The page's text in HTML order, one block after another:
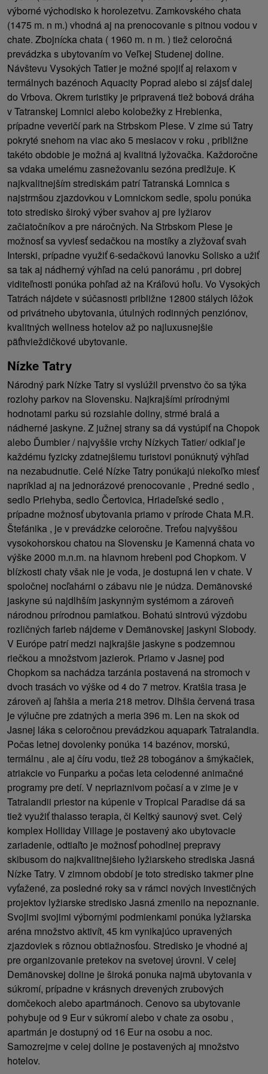
výborné východisko k horolezetvu. Zamkovského chata
(1475 m. n m.) vhodná aj na prenocovanie s pitnou vodou v
chate. Zbojnícka chata ( 1960 m. n m. ) tiež celoročná
prevádzka s ubytovaním vo Veľkej Studenej doline.
Návštevu Vysokých Tatier je možné spojiť aj relaxom v
termálnych bazénoch Aquacity Poprad alebo si zájsť dalej
do Vrbova. Okrem turistiky je pripravená tiež bobová dráha
v Tatranskej Lomnici alebo kolobežky z Hrebienka,
prípadne veveričí park na Strbskom Plese. V zime sú Tatry
pokryté snehom na viac ako 5 mesiacov v roku , približne
takéto obdobie je možná aj kvalitná lyžovačka. Každoročne
sa vdaka umelému zasnežovaniu sezóna predlžuje. K
najkvalitnejším strediskám patrí Tatranská Lomnica s
najstrmšou zjazdovkou v Lomnickom sedle, spolu ponúka
toto stredisko široký výber svahov aj pre lyžiarov
začiatočníkov a pre náročných. Na Strbskom Plese je
možnosť sa vyviesť sedačkou na mostíky a zlyžovať svah
Interski, prípadne využiť 6-sedačkovú lanovku Solisko a užiť
sa tak aj nádherný výhľad na celú panorámu , pri dobrej
viditeľnosti ponúka pohľad až na Kráľovú hoľu. Vo Vysokých
Tatrách nájdete v súčasnosti približne 12800 stálych lôžok
od privátneho ubytovania, útulných rodinných penziónov,
kvalitných wellness hotelov až po najluxusnejšie
päťhvieždičkové ubytovanie.
Nízke Tatry
Národný park Nízke Tatry si vyslúžil prvenstvo čo sa týka
rozlohy parkov na Slovensku. Najkrajšími prírodnými
hodnotami parku sú rozsiahle doliny, strmé bralá a
nádherné jaskyne. Z južnej strany sa dá vystúpiť na Chopok
alebo Ďumbier / najvyššie vrchy Nízkych Tatier/ odkiaľ je
každému fyzicky zdatnejšiemu turistovi ponúknutý výhľad
na nezabudnutie. Celé Nízke Tatry ponúkajú niekoľko miesť
napríklad aj na jednorázové prenocovanie , Predné sedlo ,
sedlo Priehyba, sedlo Čertovica, Hriadeľské sedlo ,
prípadne možnosť ubytovania priamo v prírode Chata M.R.
Štefánika , je v prevádzke celoročne. Treťou najvyššou
vysokohorskou chatou na Slovensku je Kamenná chata vo
výške 2000 m.n.m. na hlavnom hrebeni pod Chopkom. V
blízkosti chaty však nie je voda, je dostupná len v chate. V
spoločnej nocľahárni o zábavu nie je núdza. Demänovské
jaskyne sú najdlhším jaskynným systémom a zároveň
národnou prírodnou pamiatkou. Bohatú sintrovú výzdobu
rozličných farieb nájdeme v Demänovskej jaskyni Slobody.
V Európe patrí medzi najkrajšie jaskyne s podzemnou
riečkou a množstvom jazierok. Priamo v Jasnej pod
Chopkom sa nachádza tarzánia postavená na stromoch v
dvoch trasách vo výške od 4 do 7 metrov. Kratšia trasa je
zároveň aj ľahšia a meria 218 metrov. Dlhšia červená trasa
je výlučne pre zdatných a meria 396 m. Len na skok od
Jasnej láka s celoročnou prevádzkou aquapark Tatralandia.
Počas letnej dovolenky ponúka 14 bazénov, morskú,
termálnu , ale aj číru vodu, tiež 28 tobogánov a šmýkačiek,
atriakcie vo Funparku a počas leta celodenné animačné
programy pre detí. V nepriaznivom počasí a v zime je v
Tatralandii priestor na kúpenie v Tropical Paradise dá sa
tiež využiť thalasso terapia, či Keltký saunový svet. Celý
komplex Holliday Village je postavený ako ubytovacie
zariadenie, odtiaľto je možnosť pohodlnej prepravy
skibusom do najkvalitnejšieho lyžiarskeho strediska Jasná
Nízke Tatry. V zimnom období je toto stredisko takmer plne
vyťažené, za posledné roky sa v rámci nových investičných
projektov lyžiarske stredisko Jasná zmenilo na nepoznanie.
Svojimi svojimi výbornými podmienkami ponúka lyžiarska
aréna množstvo aktivít, 45 km vynikajúco upravených
zjazdoviek s rôznou obtiažnosťou. Stredisko je vhodné aj
pre organizovanie pretekov na svetovej úrovni. V celej
Demänovskej doline je široká ponuka najmä ubytovania v
súkromí, prípadne v krásnych drevených zrubových
domčekoch alebo apartmánoch. Cenovo sa ubytovanie
pohybuje od 9 Eur v súkromí alebo v chate za osobu ,
apartmán je dostupný od 16 Eur na osobu a noc.
Samozrejme v celej doline je postavených aj množstvo
hotelov.